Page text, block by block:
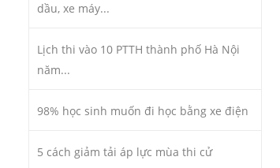
dầu, xe máy...
Lịch thi vào 10 PTTH thành phố Hà Nội
năm...
98% học sinh muốn đi học bằng xe điện
5 cách giảm tải áp lực mùa thi cử